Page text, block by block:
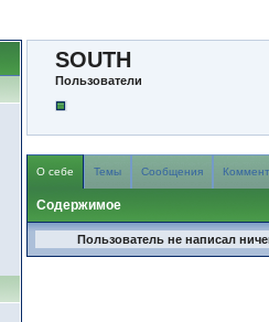
SOUTH
Пользователи
О себе Темы Сообщения
Содержимое
Пользователь не написал